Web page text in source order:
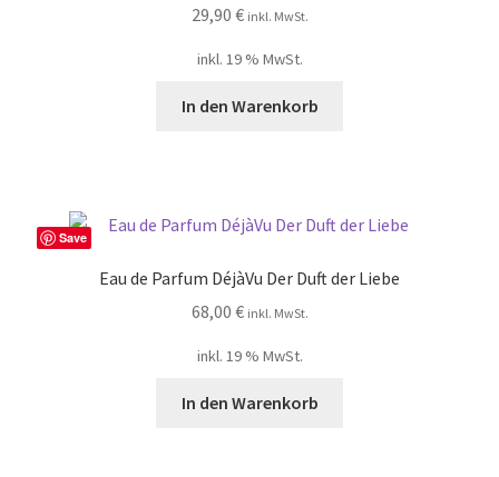
Unser Shop edler Düfte
Unsere Versandarten
29,90 € inkl. MwSt.
inkl. 19 % MwSt.
In den Warenkorb
Save
Eau de Parfum DéjàVu Der Duft der Liebe
68,00 € inkl. MwSt.
inkl. 19 % MwSt.
In den Warenkorb